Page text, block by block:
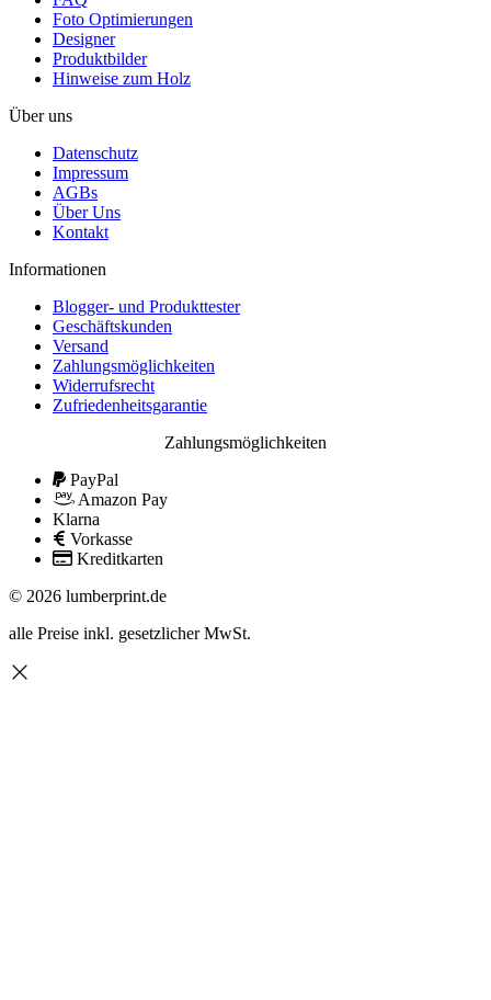
Foto Optimierungen
Designer
Produktbilder
Hinweise zum Holz
Über uns
Datenschutz
Impressum
AGBs
Über Uns
Kontakt
Informationen
Blogger- und Produkttester
Geschäftskunden
Versand
Zahlungsmöglichkeiten
Widerrufsrecht
Zufriedenheitsgarantie
Zahlungsmöglichkeiten
PayPal
Amazon Pay
Klarna
Vorkasse
Kreditkarten
© 2026 lumberprint.de
alle Preise inkl. gesetzlicher MwSt.